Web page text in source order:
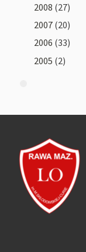
2008 (27)
2007 (20)
2006 (33)
2005 (2)